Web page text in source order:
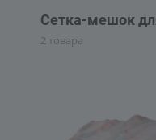
Сетка-мешок
2 товара